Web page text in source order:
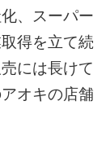
、スーパー
得を立て続
には長けて
オキの店舗